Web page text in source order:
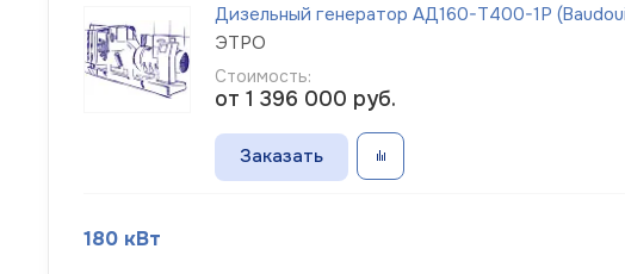
Дизельный генератор АД160-Т400-1Р
ЭТРО
Стоимость:
от 1 396 000 руб.
Заказать
180 кВт